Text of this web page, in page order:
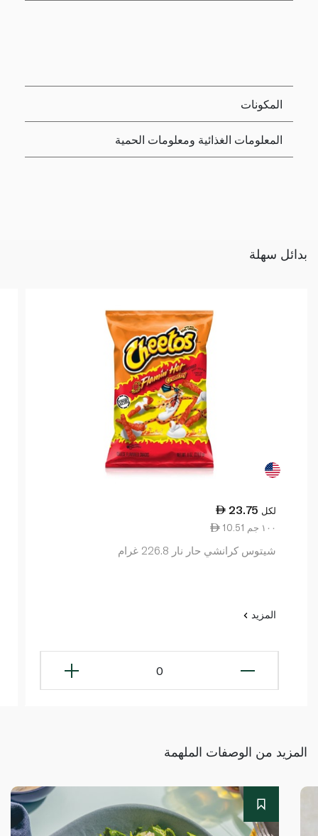
المكونات
المعلومات الغذائية ومعلومات الحمية
بدائل سهلة
23.75 لكل
10.51 ١٠٠ جم
شيتوس كرانشي حار نار 226.8 غرام
المزيد
0
المزيد من الوصفات الملهمة